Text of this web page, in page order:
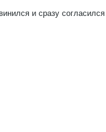
и сразу